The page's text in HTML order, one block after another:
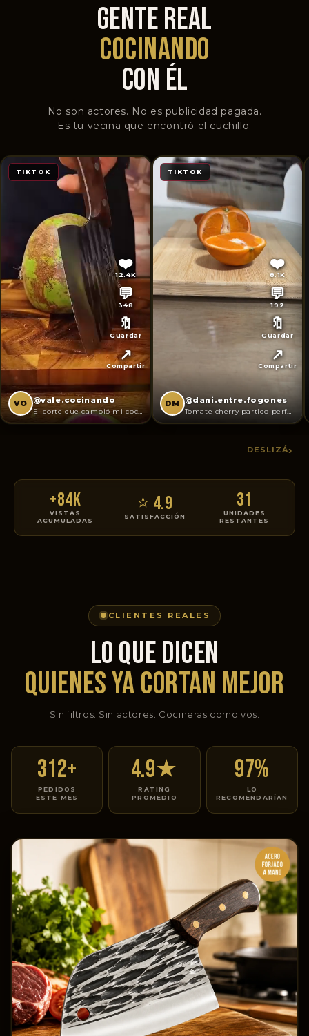
GENTE REAL
COCINANDO
CON ÉL
No son actores. No es publicidad pagada.
Es tu vecina que encontró el cuchillo.
TIKTOK
❤️
12.4K
💬
348
🔖
Guardar
↗️
Compartir
VO @vale.cocinando
El corte que cambió mi cocina 🔪
TIKTOK
❤️
8.1K
💬
192
🔖
Guardar
↗️
Compartir
DM @dani.entre.fogones
Tomate cherry partido perfecto ✅
DESLIZÁ ›
+84K
VISTAS
ACUMULADAS
⭐ 4.9
SATISFACCIÓN
31
UNIDADES
RESTANTES
CLIENTES REALES
LO QUE DICEN
QUIENES YA CORTAN MEJOR
Sin filtros. Sin actores. Cocineras como vos.
312+
PEDIDOS
ESTE MES
4.9★
RATING
PROMEDIO
97%
LO
RECOMENDARÍAN